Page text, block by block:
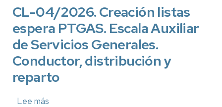
CL-04/2026. Creación listas
espera PTGAS. Escala Auxiliar
de Servicios Generales.
Conductor, distribución y
reparto
Lee más